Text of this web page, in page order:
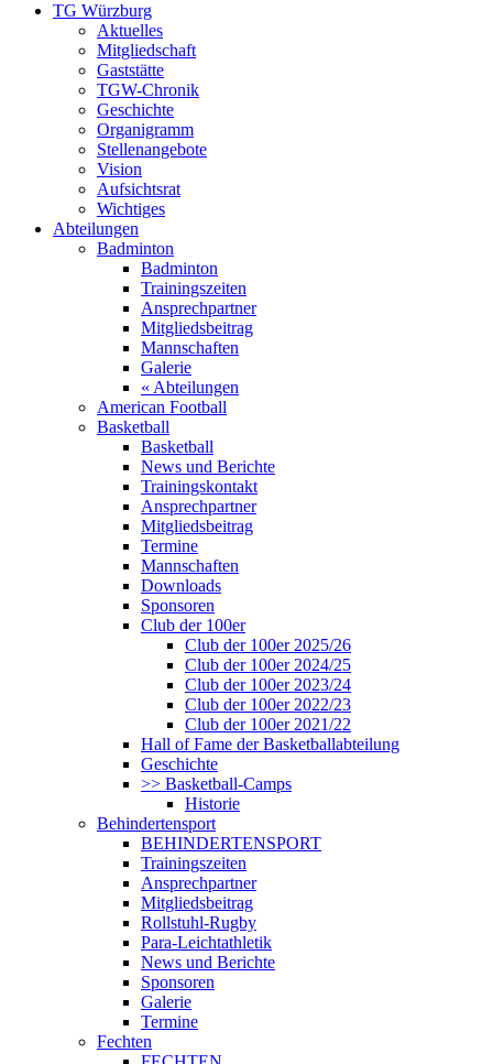
TG Würzburg
Aktuelles
Mitgliedschaft
Gaststätte
TGW-Chronik
Geschichte
Organigramm
Stellenangebote
Vision
Aufsichtsrat
Wichtiges
Abteilungen
Badminton
Badminton
Trainingszeiten
Ansprechpartner
Mitgliedsbeitrag
Mannschaften
Galerie
« Abteilungen
American Football
Basketball
Basketball
News und Berichte
Trainingskontakt
Ansprechpartner
Mitgliedsbeitrag
Termine
Mannschaften
Downloads
Sponsoren
Club der 100er
Club der 100er 2025/26
Club der 100er 2024/25
Club der 100er 2023/24
Club der 100er 2022/23
Club der 100er 2021/22
Hall of Fame der Basketballabteilung
Geschichte
>> Basketball-Camps
Historie
Behindertensport
BEHINDERTENSPORT
Trainingszeiten
Ansprechpartner
Mitgliedsbeitrag
Rollstuhl-Rugby
Para-Leichtathletik
News und Berichte
Sponsoren
Galerie
Termine
Fechten